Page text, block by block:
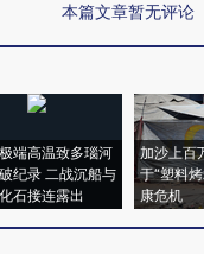
本篇文章暂无评论
端高温致多瑙河
纪录 二战沉船与
石接连露出
加沙上百
于“塑料
康危机